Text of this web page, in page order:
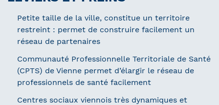
Petite taille de la ville, constitue un territoire
restreint : permet de construire facilement un
réseau de partenaires
Communauté Professionnelle Territoriale de Santé
(CPTS) de Vienne permet d’élargir le réseau de
professionnels de santé facilement
Centres sociaux viennois très dynamiques et